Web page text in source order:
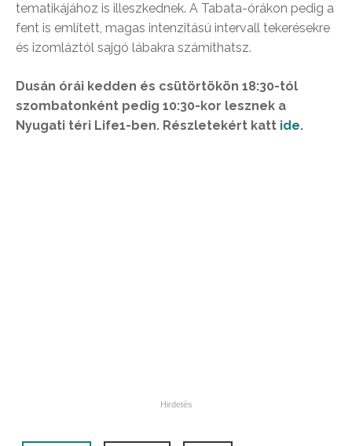
tematikájához is illeszkednek. A Tabata-órákon pedig a
fent is említett, magas intenzitású intervall tekerésekre
és izomláztól sajgó lábakra számíthatsz.
Dusán órái kedden és csütörtökön 18:30-tól
szombatonként pedig 10:30-kor lesznek a
Nyugati téri Life1-ben. Részletekért katt ide.